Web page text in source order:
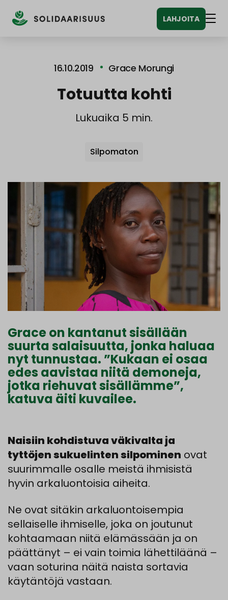
sisältöön
LAHJOITA
16.10.2019 Grace Morungi
Totuutta kohti
Lukuaika 5 min.
Avainsanat
Silpomaton
Grace on kantanut sisällään
suurta salaisuutta, jonka haluaa
nyt tunnustaa. ”Kukaan ei osaa
edes aavistaa niitä demoneja,
jotka riehuvat sisällämme”,
katuva äiti kuvailee.
Naisiin kohdistuva väkivalta ja
tyttöjen sukuelinten silpominen ovat
suurimmalle osalle meistä ihmisistä
hyvin arkaluontoisia aiheita.
Ne ovat sitäkin arkaluontoisempia
sellaiselle ihmiselle, joka on joutunut
kohtaamaan niitä elämässään ja on
päättänyt – ei vain toimia lähettiläänä –
vaan soturina näitä naista sortavia
käytäntöjä vastaan.